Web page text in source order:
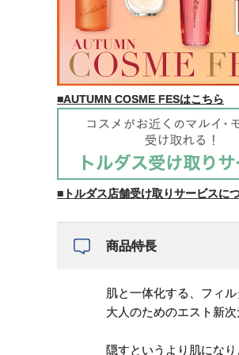
■AUTUMN COSME FESはこちら
■トルダス店舗受け取りサービスに
商品特長
肌と一体化する、フィル
大人のためのエスト新
隠すというより肌になり